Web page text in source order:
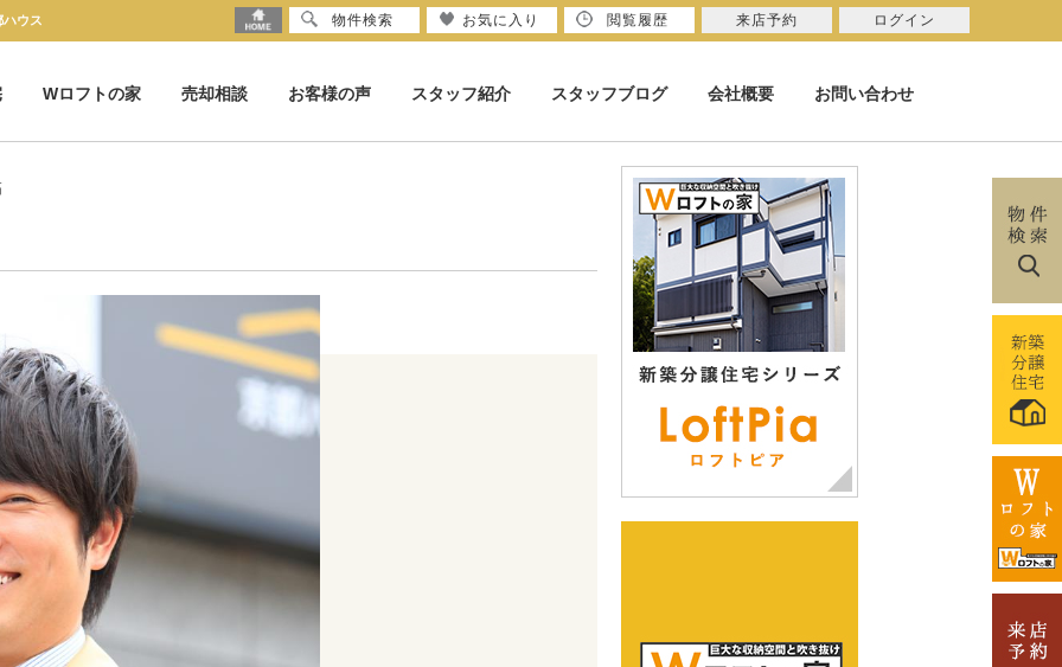
ウス
Wロフトの家 売却相談 お客様の声 スタッフ紹介 スタッフブログ 会社概要 お問い合わせ
物件検索 お気に入り 閲覧履歴 来店予約 ログイン